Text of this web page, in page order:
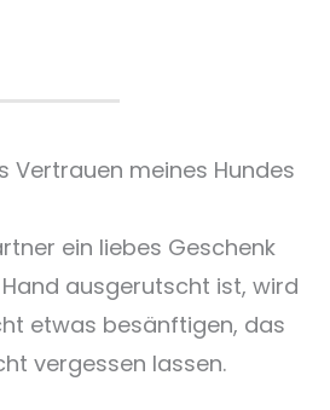
Vertrauen meines Hundes
ein liebes Geschenk
ausgerutscht ist, wird
etwas besänftigen, das
vergessen lassen.